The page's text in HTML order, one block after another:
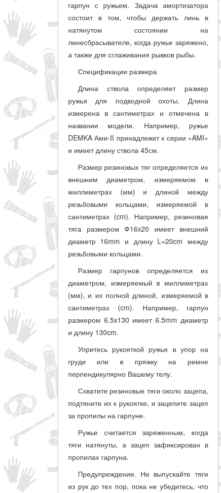
гарпун с ружьем. Задача амортизатора
состоит в том, чтобы держать линь в
натянутом состоянии на
линесбрасывателе, когда ружье заряжено,
а также для сглаживания рывков рыбы.
Спецификации размера
Длина ствола определяет размер
ружья для подводной охоты. Длина
измерена в сантиметрах и отмечена в
названии модели. Например, ружье
DEMKA Ами-II принадлежит к серии «AMI»
и имеет длину ствола 45см.
Размер резиновых тяг определяется их
внешним диаметром, измеряемом в
миллиметрах (мм) и длиной между
резьбовыми кольцами, измеряемой в
сантиметрах (cm). Например, резиновая
тяга размером Ф16x20 имеет внешний
диаметр 16mm и длину L=20cm между
резьбовыми кольцами.
Размер гарпунов определяется их
диаметром, измеряемый в миллиметрах
(мм), и их полной длиной, измеряемой в
сантиметрах (cm). Например, гарпун
размером 6.5x130 имеет 6.5mm диаметр
и длину 130cm.
Упритесь рукояткой ружья в упор на
груди или в пряжку на ремне
перпендикулярно Вашему телу.
Схватите резиновые тяги около зацепа,
подтяните их к рукоятке, и зацепите зацеп
за пропилы на гарпуне.
Ружье считается заряженным, когда
тяги натянуты, а зацеп зафиксирован в
пропилах гарпуна.
Предупреждение. Не выпускайте тяги
из рук до тех пор, пока не убедитесь, что